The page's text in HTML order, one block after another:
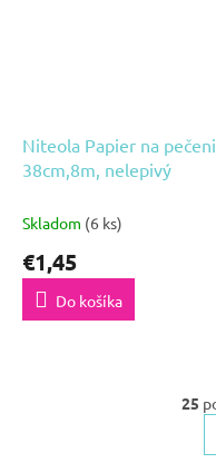
Niteola Papier na
38cm,8m, nelepivý
Skladom (6 ks)
€1,45
Do košíka
25